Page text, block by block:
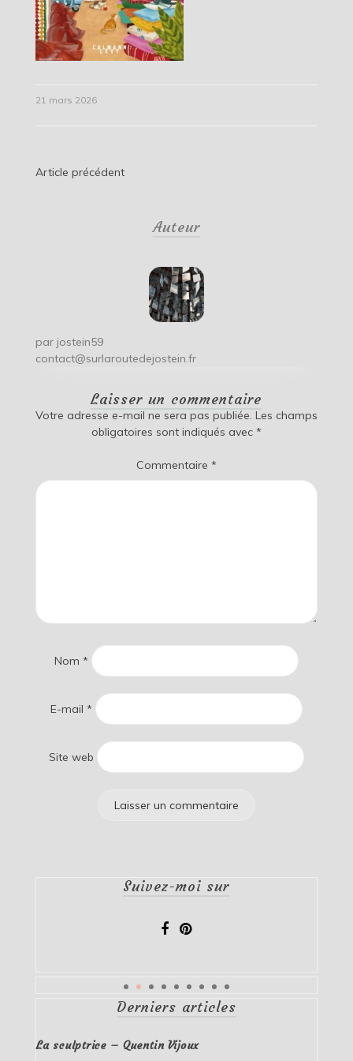
21 mars 2026
Navigation
Article précédent
Auteur
par jostein59
contact@surlaroutedejostein.fr
Laisser un commentaire
Votre adresse e-mail ne sera pas publiée. Les champs
obligatoires sont indiqués avec *
Commentaire *
Nom *
E-mail *
Site web
Suivez-moi sur
Derniers articles
La sculptrice – Quentin Vijoux